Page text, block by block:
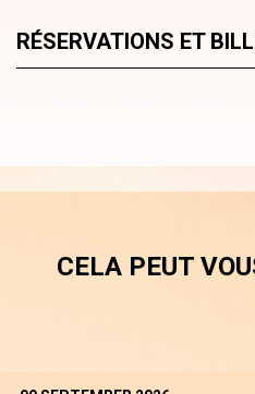
RÉSERVATIONS ET
CELA PEUT